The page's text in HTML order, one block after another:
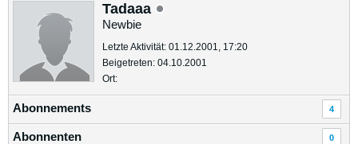
Tadaaa
Newbie
Letzte Aktivität: 01.12.2001, 17:20
Beigetreten: 04.10.2001
Ort:
Abonnements 4
Abonnenten 0